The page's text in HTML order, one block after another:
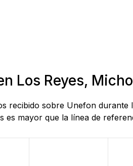
Los Reyes,
recibido sobre Unefon
mayor que la línea de